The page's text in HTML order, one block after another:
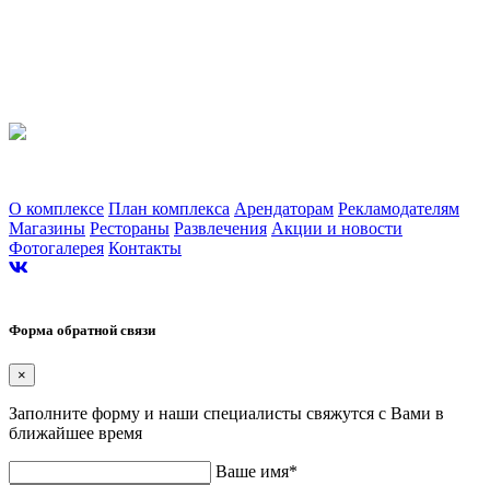
О комплексе План комплекса Арендаторам Рекламодателям
Магазины Рестораны Развлечения Акции и новости
Фотогалерея Контакты
Форма обратной связи
×
Заполните форму и наши специалисты свяжутся с Вами в
ближайшее время
Ваше имя*